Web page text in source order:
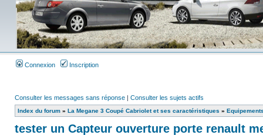
Connexion Inscription
Consulter les messages sans réponse | Consulter les sujets actifs
Index du forum » La Megane 3 Coupé Cabriolet et ses caractéristiques »
tester un Capteur ouverture porte renault